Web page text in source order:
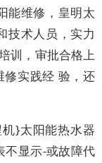
能维修，皇明太
技术人员，实力
训，审批合格上
修实践经 验，还
}太阳能热水器
不显示-或故障代